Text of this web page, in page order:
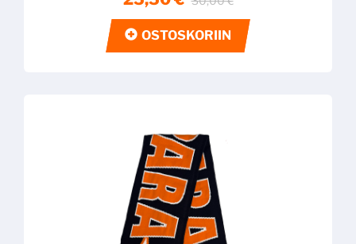
OSTOSKORIIN